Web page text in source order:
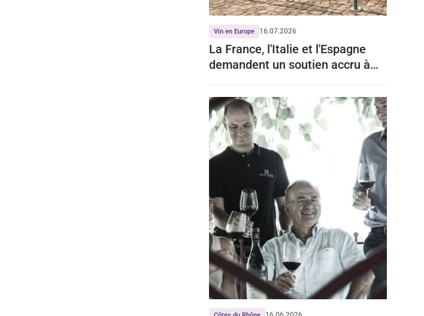
Vin en Europe 16.07.2026
La France, l'Italie et l'Espagne
demandent un soutien accru à